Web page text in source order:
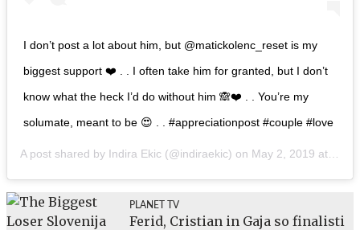
I don’t post a lot about him, but @matickolenc_reset is my
biggest support ❤️ . . I often take him for granted, but I don’t
know what the heck I’d do without him 🙈❤️ . . You’re my
solumate, meant to be 😍 . . #appreciationpost #couple #love
A post shared by Indira Ekic (@indiraekic) on May 2, 2019 at 8:51am PDT
PLANET TV
Ferid, Cristian in Gaja so finalisti